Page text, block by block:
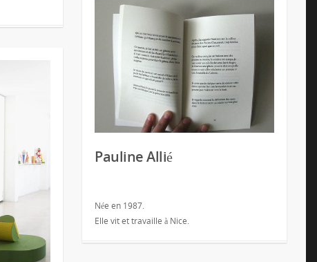
Pauline Allié
Née en 1987.
Elle vit et travaille à Nice.